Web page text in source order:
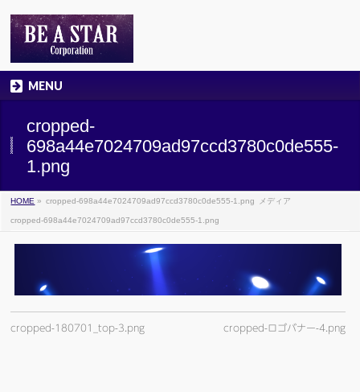
MENU
cropped-
698a44e7024709ad97ccd3780c0de555-
1.png
HOME » cropped-698a44e7024709ad97ccd3780c0de555-1.png メディア
cropped-698a44e7024709ad97ccd3780c0de555-1.png
cropped-180701_top-3.png cropped-ロゴバナー-4.png